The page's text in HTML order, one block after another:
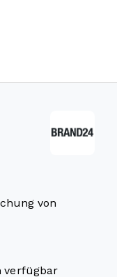
von
verfügbar